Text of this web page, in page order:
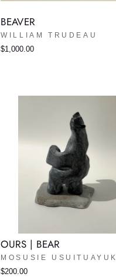
BEAVER
WILLIAM TRUDEAU
$1,000.00
OURS | BEAR
MOSUSIE USUITUAYUK
$200.00